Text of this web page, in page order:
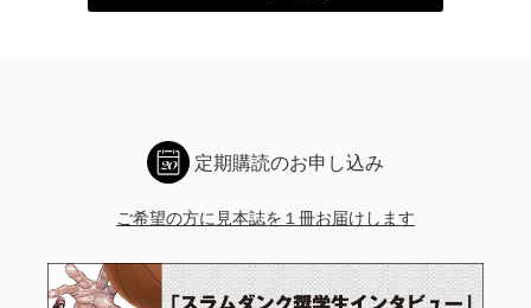
定期購読のお申し込み
ご希望の方に見本誌を１冊お届けします